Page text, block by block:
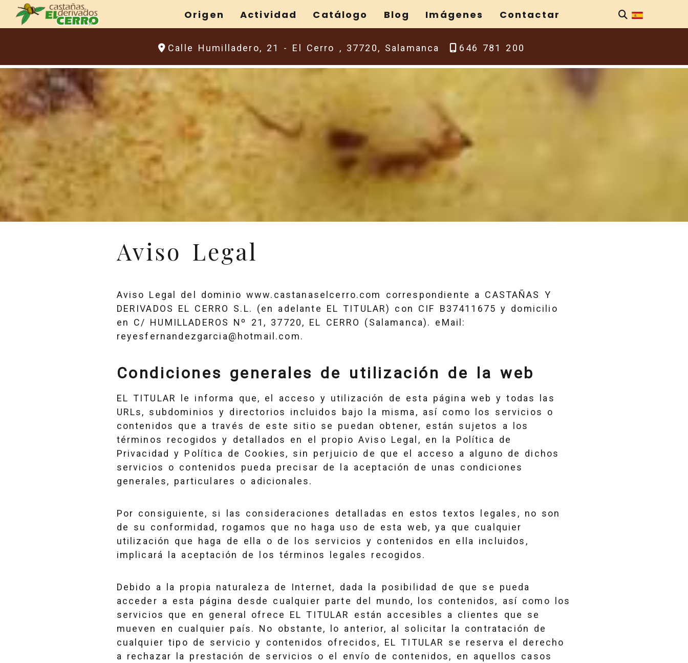
Origen Actividad Catálogo Blog Imágenes Contactar
Calle Humilladero, 21 - El Cerro , 37720, Salamanca 646 781 200
Aviso Legal
Aviso Legal del dominio www.castanaselcerro.com correspondiente a CASTAÑAS Y
DERIVADOS EL CERRO S.L.
(en adelante EL TITULAR) con CIF B37411675 y domicilio
en C/ HUMILLADEROS Nº 21 , 37720, EL CERRO (Salamanca). eMail:
reyesfernandezgarcia@hotmail.com.
Condiciones generales de utilización de la web
EL TITULAR le informa que, el acceso y utilización de esta página web y todas las
URLs, subdominios y directorios incluidos bajo la misma, así como los servicios o
contenidos que a través de este sitio se puedan obtener, están sujetos a los
términos recogidos y detallados en el propio Aviso Legal, en la Política de
Privacidad y Política de Cookies, sin perjuicio de que el acceso a alguno de dichos
servicios o contenidos pueda precisar de la aceptación de unas condiciones
generales, particulares o adicionales.
Por consiguiente, si las consideraciones detalladas en estos textos legales, no son
de su conformidad, rogamos que no haga uso de esta web, ya que cualquier
utilización que haga de ella o de los servicios y contenidos en ella incluidos,
implicará la aceptación de los términos legales recogidos.
Debido a la propia naturaleza de Internet, dada la posibilidad de que se pueda
acceder a esta página desde cualquier parte del mundo, los contenidos, así como los
servicios que en general ofrece EL TITULAR están accesibles a clientes que se
mueven en cualquier país. No obstante, lo anterior, al solicitar la contratación de
cualquier tipo de servicio y contenidos ofrecidos, EL TITULAR se reserva el derecho
a rechazar la prestación de servicios o el envío de contenidos, en aquellos casos